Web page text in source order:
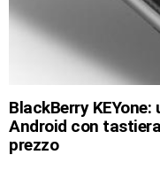
BlackBerry
Android con
prezzo